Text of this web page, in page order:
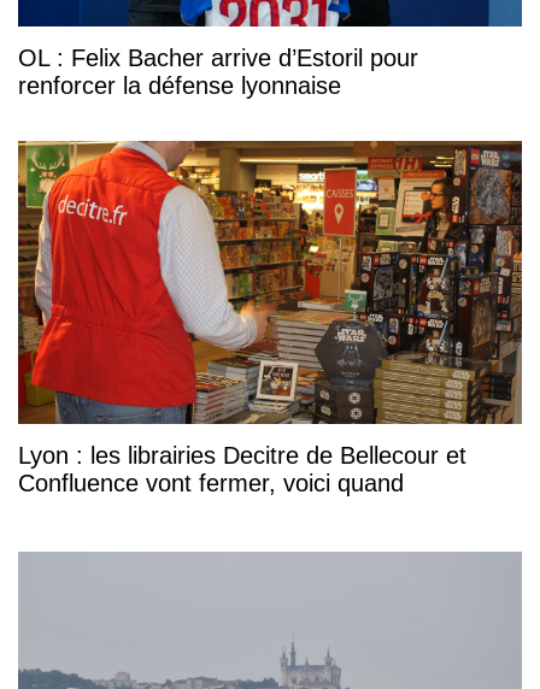
OL : Felix Bacher arrive d’Estoril pour
renforcer la défense lyonnaise
Lyon : les librairies Decitre de Bellecour et
Confluence vont fermer, voici quand